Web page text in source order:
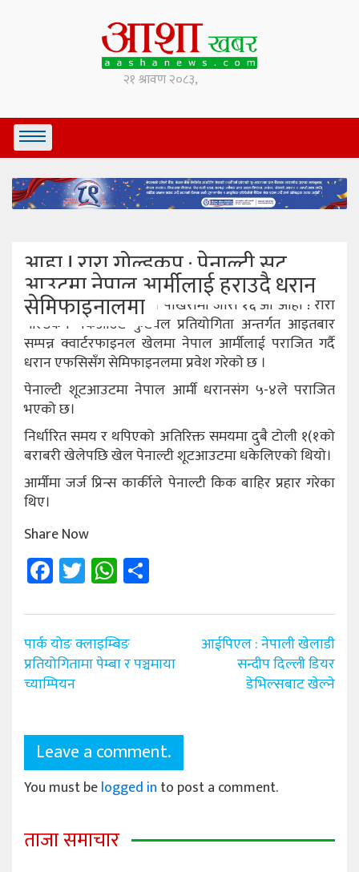
आहा ! रारा गोल्डकप : पेनाल्टी सूट
आउटमा नेपाल आर्मीलाई हराउदै धरान
सेमिफाइनालमा
पोखरा(कास्की), १४ माघ । पोखरामा जारी १६ औं आहा ! रारा
गोल्डकप नकआउट फुटबल प्रतियोगिता अन्तर्गत आइतबार
सम्पन्न क्वार्टरफाइनल खेलमा नेपाल आर्मीलाई पराजित गर्दै
धरान एफसिसँग सेमिफाइनलमा प्रवेश गरेको छ ।
पेनाल्टी शूटआउटमा नेपाल आर्मी धरानसंग ५-४ले पराजित
भएको छ।
निर्धारित समय र थपिएको अतिरिक्त समयमा दुबै टोली १(१को
बराबरी खेलेपछि खेल पेनाल्टी शूटआउटमा धकेलिएको थियो।
आर्मीमा जर्ज प्रिन्स कार्कीले पेनाल्टी किक बाहिर प्रहार गरेका
थिए।
Share Now
Facebook
TwitterWhatsApp
Post
navigation
पार्क योङ क्लाइम्बिङ
प्रतियोगितामा पेम्बा र पञ्चमाया
च्याम्पियन
आईपिएल : नेपाली खेलाडी
सन्दीप दिल्ली डियर
डेभिल्सबाट खेल्ने
Leave a comment.
You must belogged in to post a comment.
ताजा समाचार